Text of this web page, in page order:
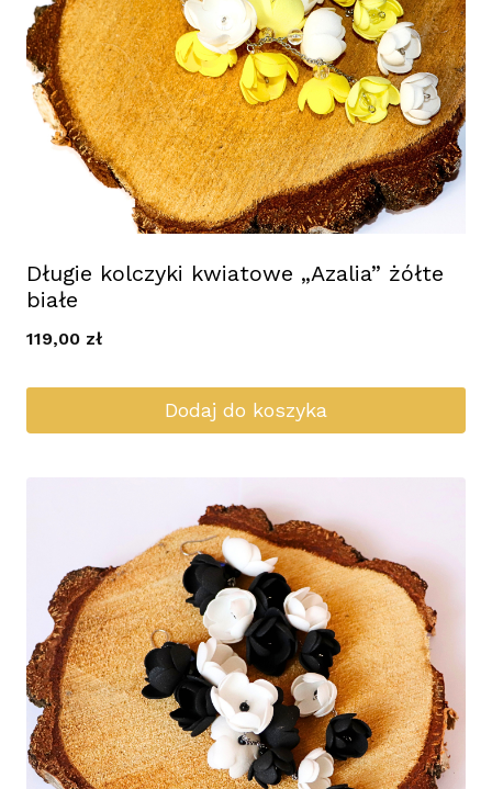
Długie kolczyki kwiatowe „Azalia” żółte
białe
119,00 zł
Dodaj do koszyka